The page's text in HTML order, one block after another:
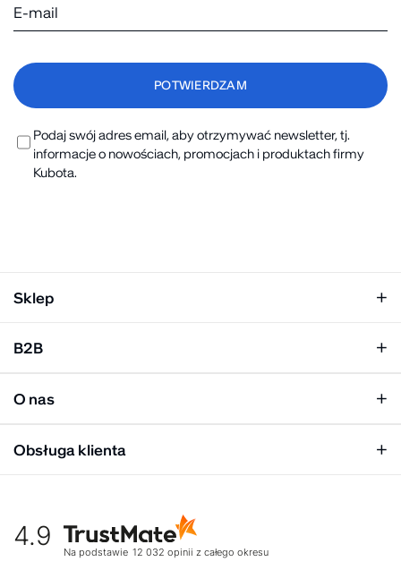
Podaj swój adres email, aby otrzymywać newsletter, tj.
informacje o nowościach, promocjach i produktach firmy
Kubota.
Sklep
Klapki męskie
Mężczyzna
B2B
Panel hurtowy
O nas
Biuro prasowe
Kultura organizacyjna
Rekrutujemy
Obsługa klienta
Warunki dostawy
Zwroty
4.9
Na podstawie 12 032 opinii z całego okresu